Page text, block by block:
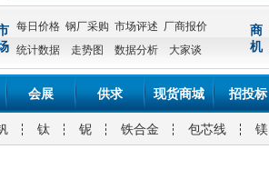
每日价格 钢厂采购 市场评述 厂商报价
统计数据
走势图 数据分析 大家谈
商
机
会展 供求 现货商城 招投标
钛 铌 铁合金 包芯线 镁